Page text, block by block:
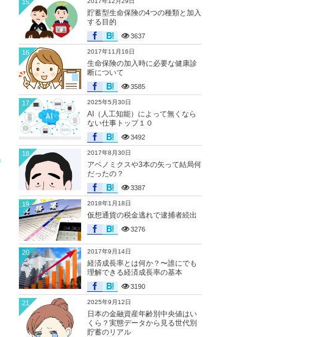
貯蓄型生命保険の4つの種類と加入
する目的
3637
15
2017年11月16日
生命保険の加入時に必要な健康診
断について
3585
16
2025年5月30日
AI（人工知能）によって無くなら
ない仕事トップ１０
3492
17
2017年8月30日
アベノミクスや3本の矢って結局何
だったの？
3387
18
2018年1月18日
仮想通貨の税金逃れで逮捕者続出
3276
19
2017年9月14日
経済成長率とは何か？〜誰にでも
理解できる経済成長率の基本
3190
20
2025年9月12日
日本の金融資産年齢別中央値はい
くら？実態データから見る世代別
貯蓄のリアル
21